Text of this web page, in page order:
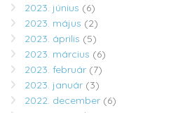
2023. június (6)
2023. május (2)
2023. április (5)
2023. március (6)
2023. február (7)
2023. január (3)
2022. december (6)